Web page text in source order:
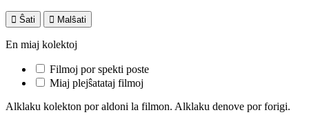
 Ŝati  Malŝati
En miaj kolektoj
Filmoj por spekti poste
Miaj plejŝatataj filmoj
Alklaku kolekton por aldoni la filmon. Alklaku denove por forigi.